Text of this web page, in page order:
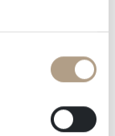
dal nocciolato
anche di
fonte: un